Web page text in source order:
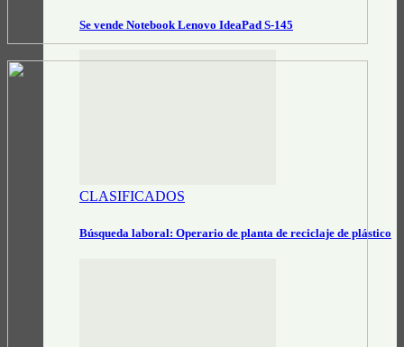
Se vende Notebook Lenovo IdeaPad S-145
CLASIFICADOS
Búsqueda laboral: Operario de planta de reciclaje de plástico